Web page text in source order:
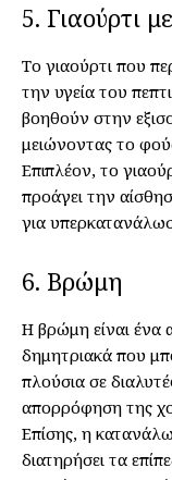
5. Γιαούρτι
Το γιαούρτι που
την υγεία του
βοηθούν στην
μειώνοντας το
Επιπλέον, το
προάγει την
για
6. Βρώμη
Η βρώμη είναι ένα
δημητριακά που
πλούσια σε
απορρόφηση της
Επίσης, η
διατηρήσει τα